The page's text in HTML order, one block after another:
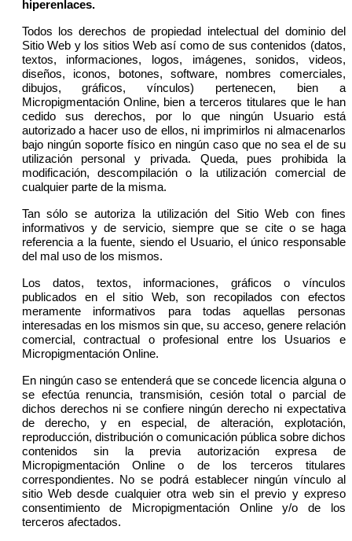
hiperenlaces.
Todos los derechos de propiedad intelectual del dominio del
Sitio Web y los sitios Web así como de sus contenidos (datos,
textos, informaciones, logos, imágenes, sonidos, videos,
diseños, iconos, botones, software, nombres comerciales,
dibujos, gráficos, vínculos) pertenecen, bien a
Micropigmentación Online, bien a terceros titulares que le han
cedido sus derechos, por lo que ningún Usuario está
autorizado a hacer uso de ellos, ni imprimirlos ni almacenarlos
bajo ningún soporte físico en ningún caso que no sea el de su
utilización personal y privada. Queda, pues prohibida la
modificación, descompilación o la utilización comercial de
cualquier parte de la misma.
Tan sólo se autoriza la utilización del Sitio Web con fines
informativos y de servicio, siempre que se cite o se haga
referencia a la fuente, siendo el Usuario, el único responsable
del mal uso de los mismos.
Los datos, textos, informaciones, gráficos o vínculos
publicados en el sitio Web, son recopilados con efectos
meramente informativos para todas aquellas personas
interesadas en los mismos sin que, su acceso, genere relación
comercial, contractual o profesional entre los Usuarios e
Micropigmentación Online.
En ningún caso se entenderá que se concede licencia alguna o
se efectúa renuncia, transmisión, cesión total o parcial de
dichos derechos ni se confiere ningún derecho ni expectativa
de derecho, y en especial, de alteración, explotación,
reproducción, distribución o comunicación pública sobre dichos
contenidos sin la previa autorización expresa de
Micropigmentación Online o de los terceros titulares
correspondientes. No se podrá establecer ningún vínculo al
sitio Web desde cualquier otra web sin el previo y expreso
consentimiento de Micropigmentación Online y/o de los
terceros afectados.